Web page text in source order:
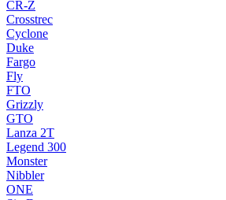
CR-Z
Crosstrec
Cyclone
Duke
Fargo
Fly
FTO
Grizzly
GTO
Lanza 2T
Legend 300
Monster
Nibbler
ONE